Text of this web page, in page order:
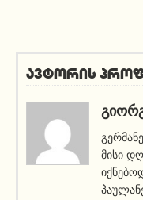
ავტორის
მისი